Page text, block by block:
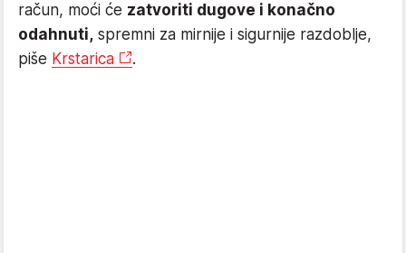
račun, moći će zatvoriti dugove i konačno
odahnuti, spremni za mirnije i sigurnije razdoblje,
piše Krstarica .